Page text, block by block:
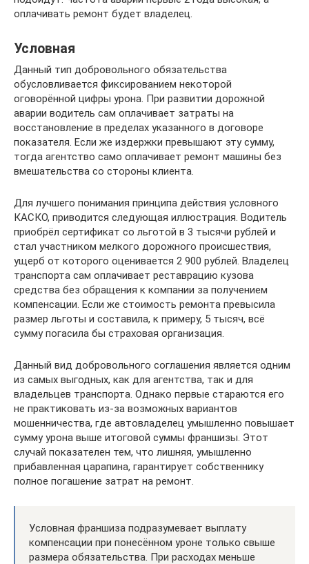
оплачивать ремонт будет владелец.
Условная
Данный тип добровольного обязательства
обусловливается фиксированием некоторой
оговорённой цифры урона. При развитии дорожной
аварии водитель сам оплачивает затраты на
восстановление в пределах указанного в договоре
показателя. Если же издержки превышают эту сумму,
тогда агентство само оплачивает ремонт машины без
вмешательства со стороны клиента.
Для лучшего понимания принципа действия условного
КАСКО, приводится следующая иллюстрация. Водитель
приобрёл сертификат со льготой в 3 тысячи рублей и
стал участником мелкого дорожного происшествия,
ущерб от которого оценивается 2 900 рублей. Владелец
транспорта сам оплачивает реставрацию кузова
средства без обращения к компании за получением
компенсации. Если же стоимость ремонта превысила
размер льготы и составила, к примеру, 5 тысяч, всё
сумму погасила бы страховая организация.
Данный вид добровольного соглашения является одним
из самых выгодных, как для агентства, так и для
владельцев транспорта. Однако первые стараются его
не практиковать из-за возможных вариантов
мошенничества, где автовладелец умышленно повышает
сумму урона выше итоговой суммы франшизы. Этот
случай показателен тем, что лишняя, умышленно
прибавленная царапина, гарантирует собственнику
полное погашение затрат на ремонт.
Условная франшиза подразумевает выплату
компенсации при понесённом уроне только свыше
размера обязательства. При расходах меньше